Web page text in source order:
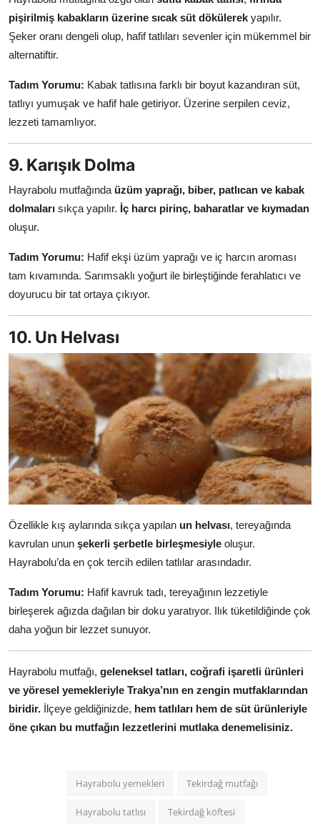
pişirilmiş kabakların üzerine sıcak süt dökülerek yapılır.
Şeker oranı dengeli olup, hafif tatlıları sevenler için mükemmel bir
alternatiftir.
Tadım Yorumu: Kabak tatlısına farklı bir boyut kazandıran süt,
tatlıyı yumuşak ve hafif hale getiriyor. Üzerine serpilen ceviz,
lezzeti tamamlıyor.
9. Karışık Dolma
Hayrabolu mutfağında üzüm yaprağı, biber, patlıcan ve kabak
dolmaları sıkça yapılır. İç harcı pirinç, baharatlar ve kıymadan
oluşur.
Tadım Yorumu: Hafif ekşi üzüm yaprağı ve iç harcın aroması
tam kıvamında. Sarımsaklı yoğurt ile birleştiğinde ferahlatıcı ve
doyurucu bir tat ortaya çıkıyor.
10. Un Helvası
Özellikle kış aylarında sıkça yapılan un helvası, tereyağında
kavrulan unun şekerli şerbetle birleşmesiyle oluşur.
Hayrabolu’da en çok tercih edilen tatlılar arasındadır.
Tadım Yorumu: Hafif kavruk tadı, tereyağının lezzetiyle
birleşerek ağızda dağılan bir doku yaratıyor. Ilık tüketildiğinde çok
daha yoğun bir lezzet sunuyor.
Hayrabolu mutfağı, geleneksel tatları, coğrafi işaretli ürünleri
ve yöresel yemekleriyle Trakya’nın en zengin mutfaklarından
biridir. İlçeye geldiğinizde, hem tatlıları hem de süt ürünleriyle
öne çıkan bu mutfağın lezzetlerini mutlaka denemelisiniz.
Hayrabolu yemekleri Tekirdağ mutfağı
Hayrabolu tatlısı Tekirdağ köftesi